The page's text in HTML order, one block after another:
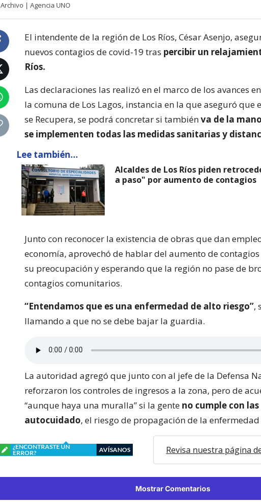
Archivo | Agencia UNO
El intendente de la región de Los Ríos, César Asenjo,
nuevos contagios de covid-19 tras percibir un
Ríos.
Las declaraciones las realizó en el marco de los avances
la comuna de Los Lagos, instancia en la que aseguró que
se Recupera, se podrá concretar si tambiénva de la
se implementen todas las medidas sanitarias y
Lee también...
Alcaldes de Los Ríos piden
a paso" por aumento de contagios
Junto con reconocer la existencia de obras que dan
economía, aprovechó de hablar del aumento de
su preocupación y esperando que la región no pase de
contagios comunitarios.
“Entendamos que es una enfermedad de alto riesgo”,
llamando a que no se debe bajar la guardia.
La autoridad agregó que junto con al jefe de la Defensa
reforzaron los controles de ingresos a la zona, pero de
“aunque haya una muralla” si la gente no cumple con
autocuidado, el riesgo de propagación de la
¿ENCONTRASTE UN
ERROR?
AVÍSANOS Revisa nuestra página
Mostrar Comentarios